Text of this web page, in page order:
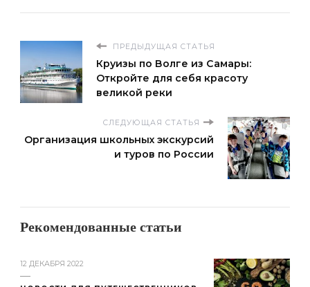
ПРЕДЫДУЩАЯ СТАТЬЯ
Круизы по Волге из Самары:
Откройте для себя красоту
великой реки
СЛЕДУЮЩАЯ СТАТЬЯ
Организация школьных экскурсий
и туров по России
Рекомендованные статьи
12 ДЕКАБРЯ 2022